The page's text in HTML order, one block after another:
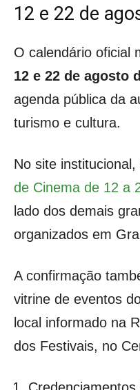
12 e 22 de
O calendário oficial
12 e 22 de agosto
agenda pública da
turismo e cultura.
No site institucional,
de Cinema de 12 a
lado dos demais
organizados em
A confirmação
vitrine de eventos
local informado na
dos Festivais, no